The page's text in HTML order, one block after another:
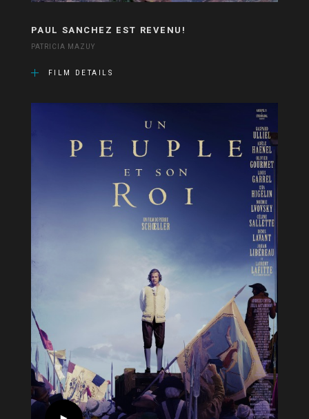
PAUL SANCHEZ EST REVENU!
PATRICIA MAZUY
FILM DETAILS